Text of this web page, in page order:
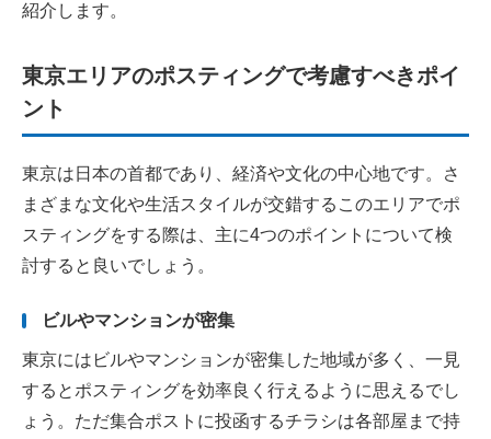
紹介します。
東京エリアのポスティングで考慮すべきポイ
ント
東京は日本の首都であり、経済や文化の中心地です。さ
まざまな文化や生活スタイルが交錯するこのエリアでポ
スティングをする際は、主に4つのポイントについて検
討すると良いでしょう。
ビルやマンションが密集
東京にはビルやマンションが密集した地域が多く、一見
するとポスティングを効率良く行えるように思えるでし
ょう。ただ集合ポストに投函するチラシは各部屋まで持